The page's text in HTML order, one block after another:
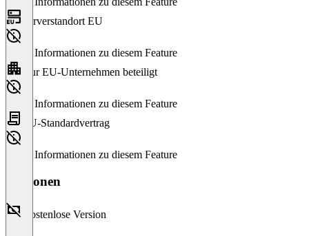
Serverstandort EU
Keine Informationen zu diesem Feature
Nur EU-Unternehmen beteiligt
Keine Informationen zu diesem Feature
EU-Standardvertrag
Keine Informationen zu diesem Feature
Versionen
Kostenlose Version